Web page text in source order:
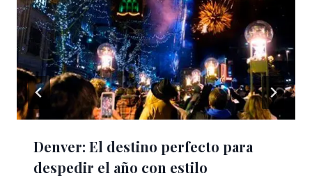
Denver: El destino perfecto para
despedir el año con estilo